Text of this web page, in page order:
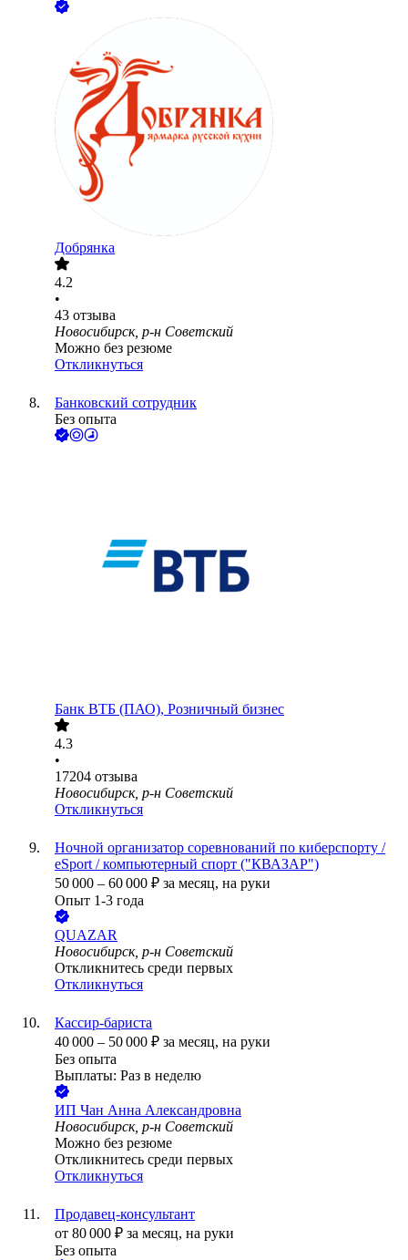
Добрянка
4.2
•
43 отзыва
Новосибирск, р-н Советский
Можно без резюме
Откликнуться
Банковский сотрудник
Без опыта
Банк ВТБ (ПАО), Розничный бизнес
4.3
•
17204 отзыва
Новосибирск, р-н Советский
Откликнуться
Ночной организатор соревнований по киберспорту /
eSport / компьютерный спорт ("КВАЗАР")
50 000 – 60 000 ₽ за месяц, на руки
Опыт 1-3 года
QUAZAR
Новосибирск, р-н Советский
Откликнитесь среди первых
Откликнуться
Кассир-бариста
40 000 – 50 000 ₽ за месяц, на руки
Без опыта
Выплаты: Раз в неделю
ИП Чан Анна Александровна
Новосибирск, р-н Советский
Можно без резюме
Откликнитесь среди первых
Откликнуться
Продавец-консультант
от 80 000 ₽ за месяц, на руки
Без опыта